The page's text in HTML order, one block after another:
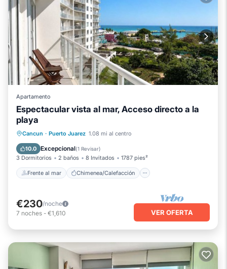
Apartamento
Espectacular vista al mar, Acceso directo a la
playa
Cancun · Puerto Juarez 1.08 mi al centro
10.0 Excepcional(1 Revisar)
3 Dormitorios 2 baños 8 Invitados 1787 pies²
Frente al mar Chimenea/Calefacción
Frente al mar
Chimenea/Calefacción
Piscina
Vista al mar
€230/noche
7 noches - €1,610 VER OFERTA